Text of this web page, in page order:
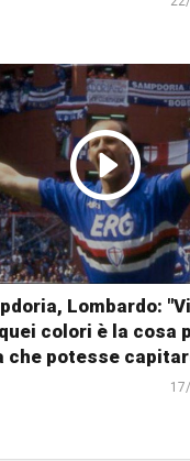
Lombardo:
colori è la cosa
che potesse